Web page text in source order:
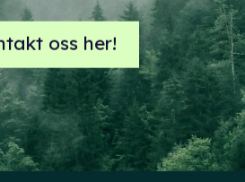
oss her!